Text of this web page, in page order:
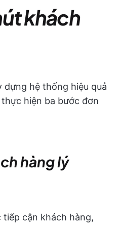
khách
dựng hệ thống hiệu quả
hiện ba bước đơn
hàng lý
cận khách hàng,